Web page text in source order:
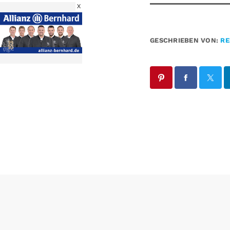
GESCHRIEBEN VON:
X